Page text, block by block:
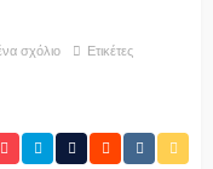
σχόλιο Ετικέτες